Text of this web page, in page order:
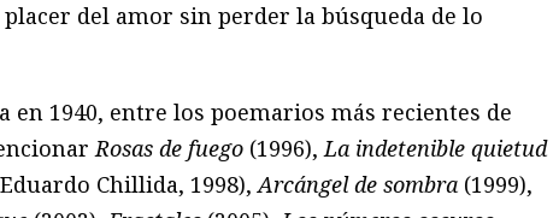
del amor sin perder la búsqueda de lo
en 1940, entre los poemarios más recientes de
Rosas de fuego (1996),La indetenible quietud
Chillida, 1998),Arcángel de sombra (1999),